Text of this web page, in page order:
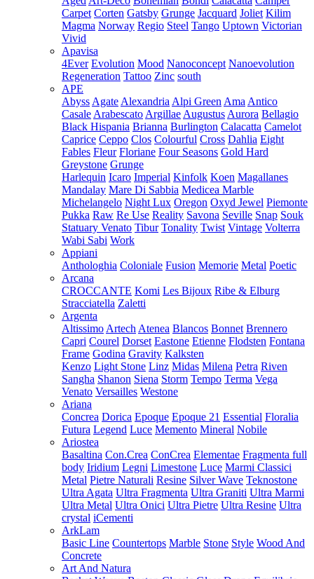
Carpet Corten Gatsby Grunge Jacquard Joliet Kilim
Magma Norway Regio Steel Tango Uptown Victorian
Vivid
Apavisa
4Ever Evolution Mood Nanoconcept Nanoevolution
Regeneration Tattoo Zinc south
APE
Abyss Agate Alexandria Alpi Green Ama Antico
Casale Arabescato Argillae Augustus Aurora Bellagio
Black Hispania Brianna Burlington Calacatta Camelot
Caprice Ceppo Clos Colourful Cross Dahlia Eight
Fables Fleur Floriane Four Seasons Gold Hard
Greystone Grunge
Harlequin Icaro Imperial Kinfolk Koen Magallanes
Mandalay Mare Di Sabbia Medicea Marble
Michelangelo Night Lux Oregon Oxyd Jewel Piemonte
Pukka Raw Re Use Reality Savona Seville Snap Souk
Statuary Venato Tibur Tonality Twist Vintage Volterra
Wabi Sabi Work
Appiani
Anthologhia Coloniale Fusion Memorie Metal Poetic
Arcana
CROCCANTE Komi Les Bijoux Ribe & Elburg
Stracciatella Zaletti
Argenta
Altissimo Artech Atenea Blancos Bonnet Brennero
Capri Courel Dorset Eastone Etienne Flodsten Fontana
Frame Godina Gravity Kalksten
Kenzo Light Stone Linz Midas Milena Petra Riven
Sangha Shanon Siena Storm Tempo Terma Vega
Venato Versailles Westone
Ariana
Concrea Dorica Epoque Epoque 21 Essential Floralia
Futura Legend Luce Memento Mineral Nobile
Ariostea
Basaltina Con.Crea ConCrea Elementae Fragmenta full
body Iridium Legni Limestone Luce Marmi Classici
Metal Pietre Naturali Resine Silver Wave Teknostone
Ultra Agata Ultra Fragmenta Ultra Graniti Ultra Marmi
Ultra Metal Ultra Onici Ultra Pietre Ultra Resine Ultra
crystal iCementi
ArkLam
Basic Line Countertops Marble Stone Style Wood And
Concrete
Art And Natura